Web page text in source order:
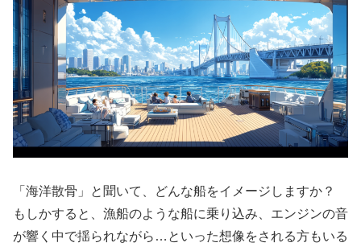
「海洋散骨」と聞いて、どんな船をイメージしますか？
もしかすると、漁船のような船に乗り込み、エンジンの音
が響く中で揺られながら…といった想像をされる方もいる